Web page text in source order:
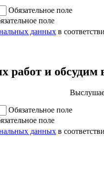
Обязательное поле
поле
данных в
и обсудим
Обязательное поле
поле
данных в